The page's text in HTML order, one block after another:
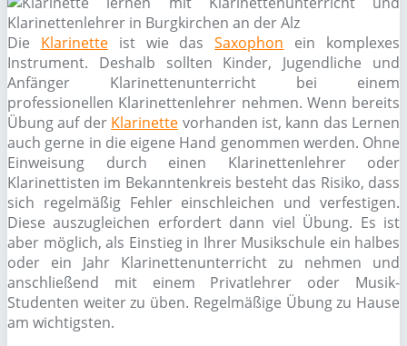
Die Klarinetteist wie dasSaxophon ein komplexes
Instrument. Deshalb sollten Kinder, Jugendliche und
Anfänger Klarinettenunterricht bei einem
professionellen Klarinettenlehrer nehmen. Wenn bereits
Übung auf der Klarinette vorhanden ist, kann das Lernen
auch gerne in die eigene Hand genommen werden. Ohne
Einweisung durch einen Klarinettenlehrer oder
Klarinettisten im Bekanntenkreis besteht das Risiko, dass
sich regelmäßig Fehler einschleichen und verfestigen.
Diese auszugleichen erfordert dann viel Übung. Es ist
aber möglich, als Einstieg in Ihrer Musikschule ein halbes
oder ein Jahr Klarinettenunterricht zu nehmen und
anschließend mit einem Privatlehrer oder Musik-
Studenten weiter zu üben. Regelmäßige Übung zu Hause
am wichtigsten.